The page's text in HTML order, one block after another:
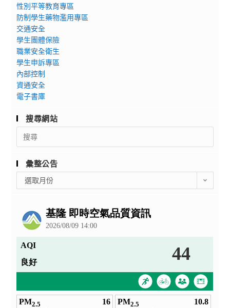
性別平等教育專區
防制學生藥物濫用專區
交通安全
學生團體保險
職業安全衛生
學生申訴專區
內部控制
資通安全
電子書庫
搜尋網站
Search
for:
彙整公告
整
選取月份